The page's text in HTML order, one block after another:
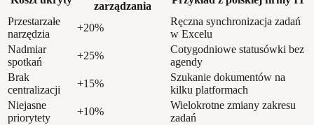
zarządzania
Przestarzałe
narzędzia
+20%
Ręczna synchronizacja zadań
w Excelu
Nadmiar
spotkań
+25%
Cotygodniowe statusówki bez
agendy
Brak
centralizacji
+15%
Szukanie dokumentów na
kilku platformach
Niejasne
priorytety
+10%
Wielokrotne zmiany zakresu
zadań